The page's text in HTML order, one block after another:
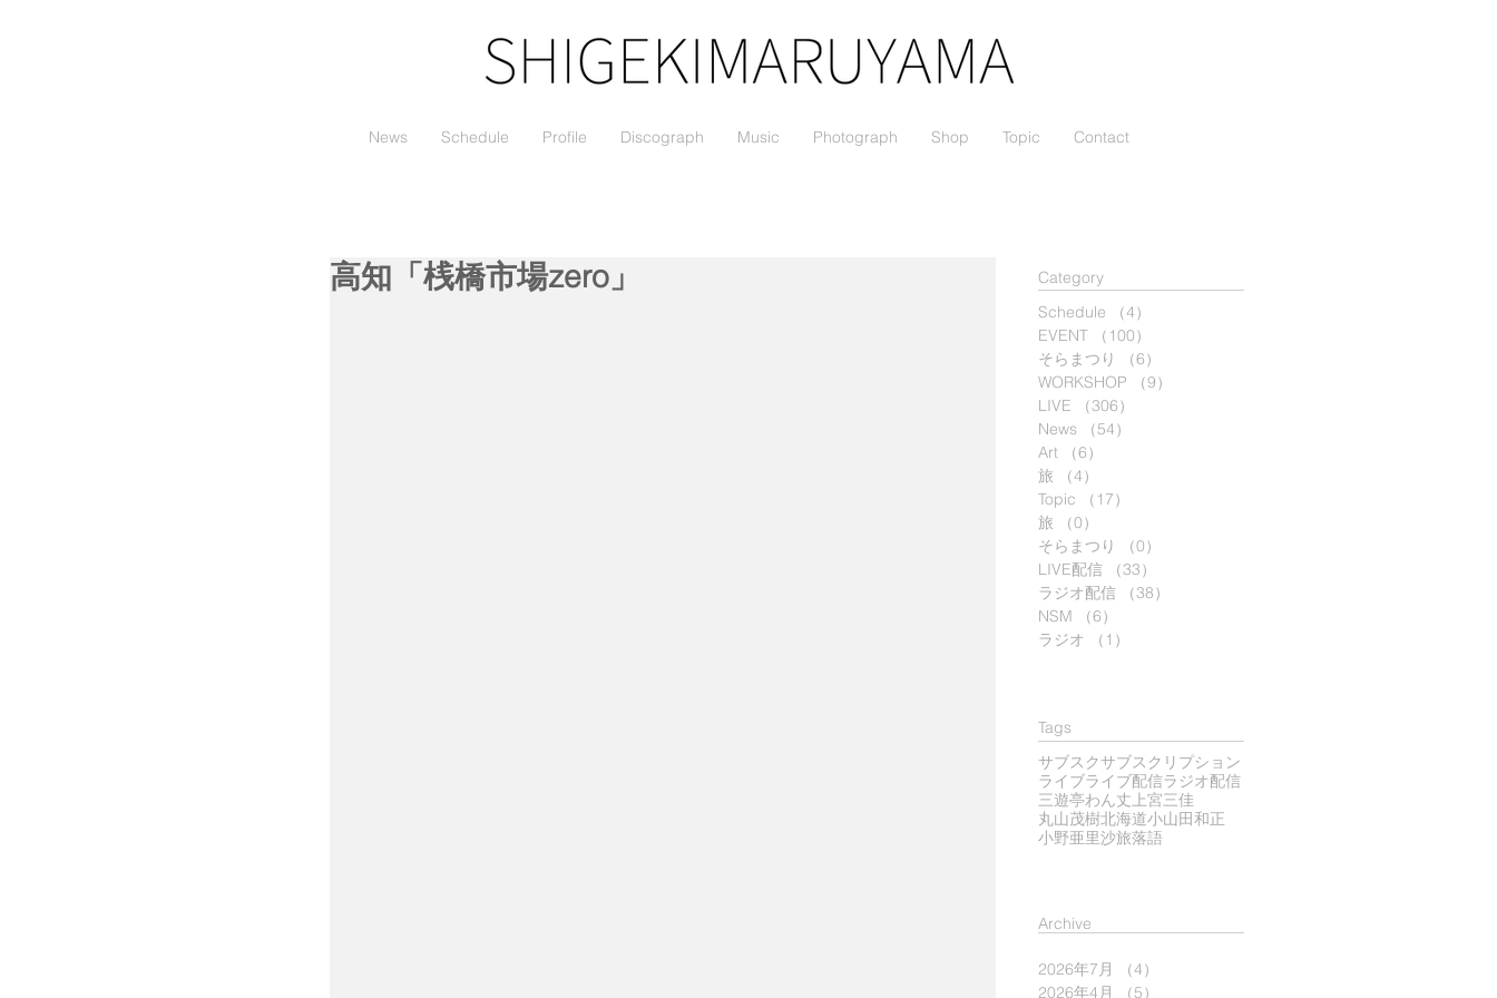
News Schedule Profile Discograph Music Photograph Shop Topic Contact
高知「桟橋市場zero」
​Category
Schedule
（4）
EVENT
（100）
そらまつり
（6）
WORKSHOP
（9）
LIVE
（306）
News
（54）
Art
（6）
旅
（4）
Topic
（17）
旅
（0）
そらまつり
（0）
LIVE配信
（33）
ラジオ配信
（38）
NSM
（6）
ラジオ
（1）
Tags
サブスクサブスクリプション
ライブライブ配信ラジオ配信
三遊亭わん丈上宮三佳
丸山茂樹北海道小山田和正
小野亜里沙旅落語
​Archive
2026年7月 （4）
2026年4月
（5）